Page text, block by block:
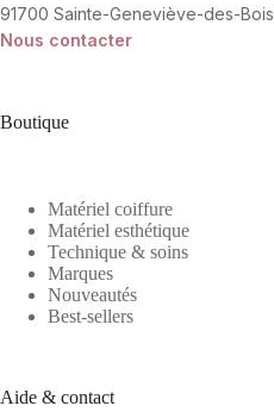
91700 Sainte-Geneviève-des-Bois
Nous contacter
Boutique
Matériel coiffure
Matériel esthétique
Technique & soins
Marques
Nouveautés
Best-sellers
Aide & contact